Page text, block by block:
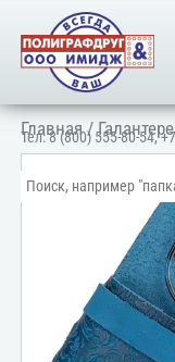
Тел:8 (800) 555-80-54,
Главная/